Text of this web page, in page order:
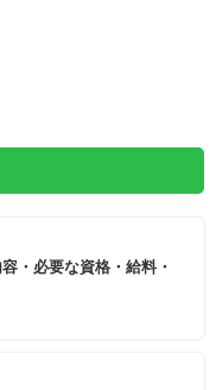
・必要な資格・給料・